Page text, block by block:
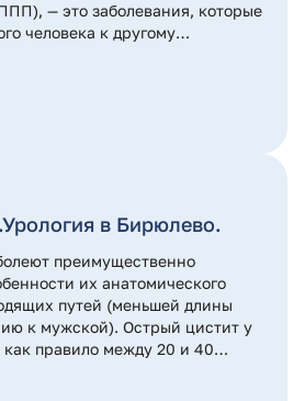
— это заболевания, которые
человека к другому
в Бирюлево.
преимущественно
их анатомического
путей (меньшей длины
к мужской). Острый цистит у
правило между 20 и 40